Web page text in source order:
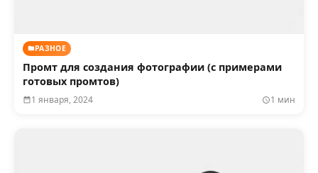
РАЗНОЕ
Промт для создания фотографии (с примерами
готовых промтов)
1 января, 2024 1 мин